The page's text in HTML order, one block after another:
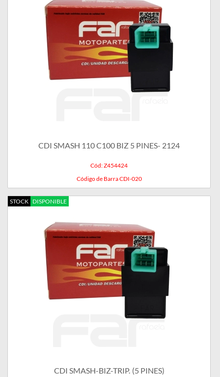
CDI SMASH 110 C100 BIZ 5 PINES- 2124
Cód: Z454424
Código de Barra CDI-020
STOCK DISPONIBLE
CDI SMASH-BIZ-TRIP. (5 PINES)